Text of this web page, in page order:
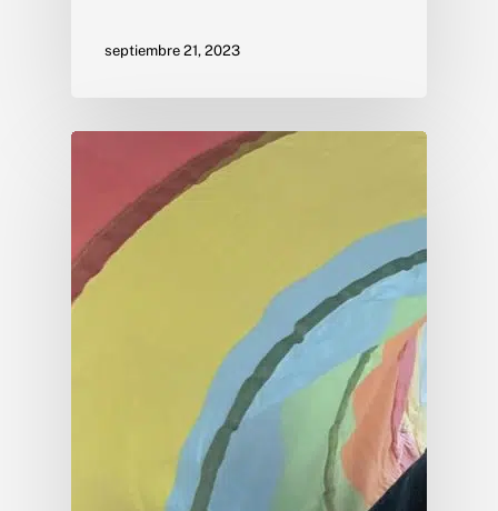
septiembre 21, 2023